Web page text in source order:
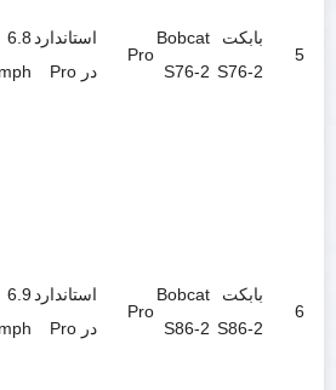
5
بابکت
S76-2
Bobcat
S76-2
Pro
استاندارد
در Pro
6.8
mph
6
بابکت
S86-2
Bobcat
S86-2
Pro
استاندارد
در Pro
6.9
mph